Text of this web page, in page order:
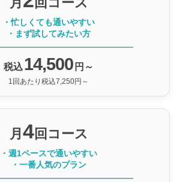
・忙しくても通いやすい
・まず試してみたい方
税込 14,500 円～
1回あたり税込7,250円～
月 4回コース
・週1ペースで通いやすい
・一番人気のプラン